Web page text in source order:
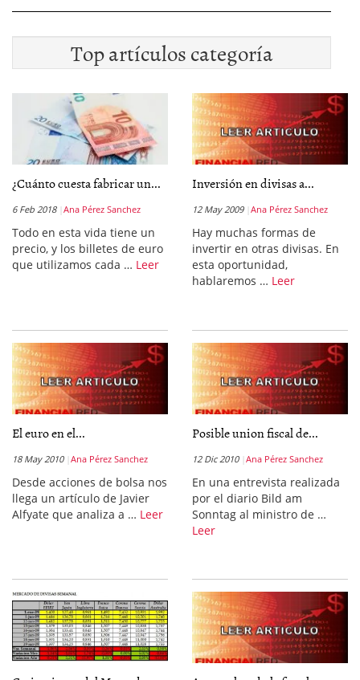
Top artículos categoría
¿Cuánto cuesta fabricar un...
6 Feb 2018 Ana Pérez Sanchez
Todo en esta vida tiene un
precio, y los billetes de euro
que utilizamos cada … Leer
Inversión en divisas a...
12 May 2009 Ana Pérez Sanchez
Hay muchas formas de
invertir en otras divisas. En
esta oportunidad,
hablaremos … Leer
El euro en el...
18 May 2010 Ana Pérez Sanchez
Desde acciones de bolsa nos
llega un artículo de Javier
Alfyate que analiza a … Leer
Posible union fiscal de...
12 Dic 2010 Ana Pérez Sanchez
En una entrevista realizada
por el diario Bild am
Sonntag al ministro de …
Leer